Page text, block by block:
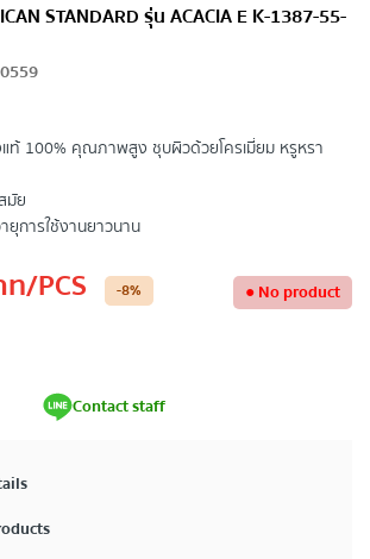
STANDARD รุ่น ACACIA E K-1387-55-
ท้ 100% คุณภาพสูง ชุบผิวด้วยโครเมี่ยม หรูหรา
มัย
การใช้งานยาวนาน
ท/PCS -8% ●No product
Contact staff